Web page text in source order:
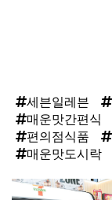
세븐일레븐
매운맛간편식
편의점식품
매운맛도시락
탑